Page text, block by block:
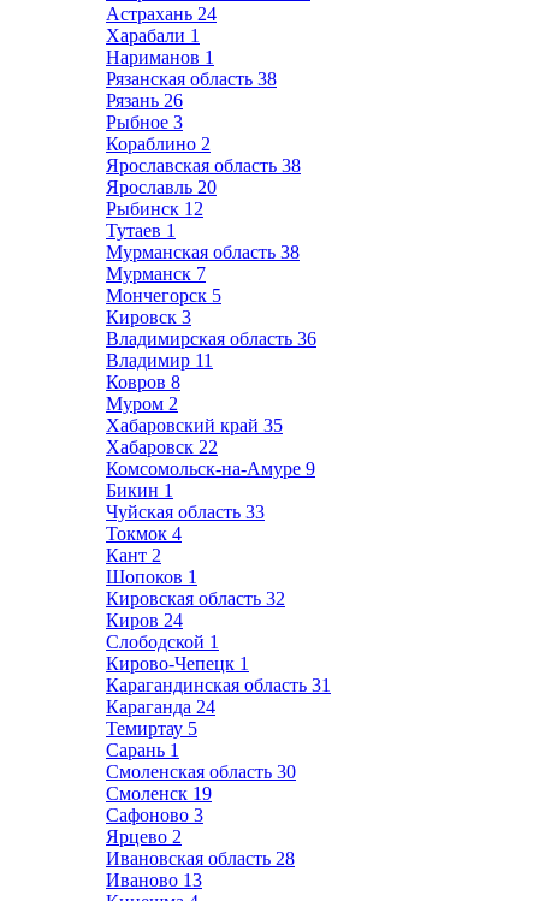
Астрахань 24
Харабали 1
Нариманов 1
Рязанская область 38
Рязань 26
Рыбное 3
Кораблино 2
Ярославская область 38
Ярославль 20
Рыбинск 12
Тутаев 1
Мурманская область 38
Мурманск 7
Мончегорск 5
Кировск 3
Владимирская область 36
Владимир 11
Ковров 8
Муром 2
Хабаровский край 35
Хабаровск 22
Комсомольск-на-Амуре 9
Бикин 1
Чуйская область 33
Токмок 4
Кант 2
Шопоков 1
Кировская область 32
Киров 24
Слободской 1
Кирово-Чепецк 1
Карагандинская область 31
Караганда 24
Темиртау 5
Сарань 1
Смоленская область 30
Смоленск 19
Сафоново 3
Ярцево 2
Ивановская область 28
Иваново 13